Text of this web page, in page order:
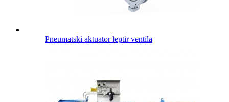
Pneumatski aktuator leptir ventila